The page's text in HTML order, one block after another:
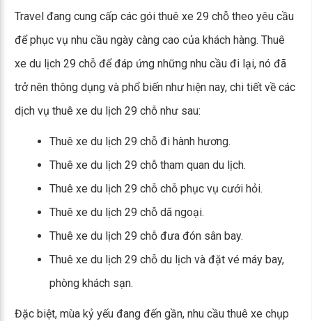
Travel đang cung cấp các gói thuê xe 29 chỗ theo yêu cầu
để phục vụ nhu cầu ngày càng cao của khách hàng. Thuê
xe du lịch 29 chỗ để đáp ứng những nhu cầu đi lại, nó đã
trở nên thông dụng và phổ biến như hiện nay, chi tiết về các
dịch vụ thuê xe du lịch 29 chỗ như sau:
Thuê xe du lịch 29 chỗ đi hành hương.
Thuê xe du lịch 29 chỗ tham quan du lịch.
Thuê xe du lịch 29 chỗ chỗ phục vụ cưới hỏi.
Thuê xe du lịch 29 chỗ dã ngoại.
Thuê xe du lịch 29 chỗ đưa đón sân bay.
Thuê xe du lịch 29 chỗ du lịch và đặt vé máy bay,
phòng khách sạn.
Đặc biệt, mùa kỷ yếu đang đến gần, nhu cầu thuê xe chụp